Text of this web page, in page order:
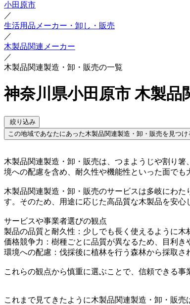
小田原市
／
生活用品メーカー・卸し・販売
／
木製品関連メーカー
／
木製品関連製造・卸・販売の一覧
神奈川県小田原市 木製
絞り込み
この地域であなたにあった木製品関連製造・卸・販売を見つけ
木製品関連製造・卸・販売は、つまようじや割り
境への配慮を含め、耐久性や機能性といった面でも
木製品関連製造・卸・販売のサービスは多岐にわ
す。そのため、用途に応じた高品質な木製品を安心
サービスや事業者選びの観点
製品の品質と耐久性：少しでも長く使えるように
価格競争力：樹種ごとに品質が異なるため、目利き
環境への配慮：伐採後に植林を行う森林から採取さ
これらの観点から慎重に選ぶことで、信頼できる事
これまで見てきたように木製品関連製造・卸・販